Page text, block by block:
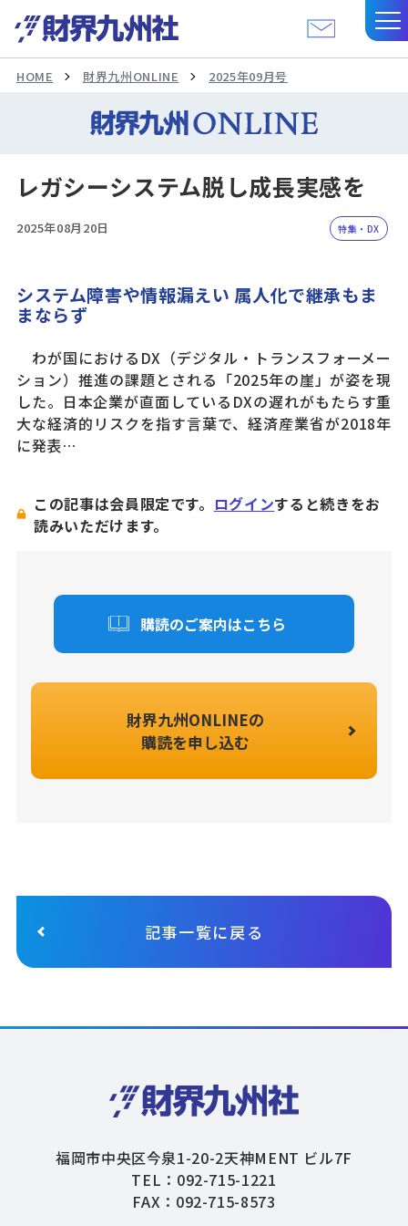
HOME 財界九州ONLINE 2025年09月号
レガシーシステム脱し成長実感を
2025年08月20日 特集・DX
システム障害や情報漏えい 属人化で継承もま
まならず
わが国におけるDX（デジタル・トランスフォーメー
ション）推進の課題とされる「2025年の崖」が姿を現
した。日本企業が直面しているDXの遅れがもたらす重
大な経済的リスクを指す言葉で、経済産業省が2018年
に発表…
この記事は会員限定です。 ログインすると続きをお
読みいただけます。
購読のご案内はこちら
財界九州ONLINEの
購読を申し込む
記事一覧に戻る
福岡市中央区今泉1-20-2天神MENT ビル7F
TEL：092-715-1221
FAX：092-715-8573